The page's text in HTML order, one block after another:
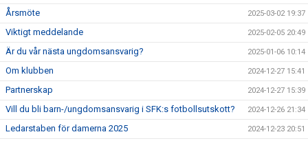
Årsmöte 2025-03-02 19:37
Viktigt meddelande 2025-02-05 20:49
Är du vår nästa ungdomsansvarig? 2025-01-06 10:14
Om klubben 2024-12-27 15:41
Partnerskap 2024-12-27 15:39
Vill du bli barn-/ungdomsansvarig i SFK:s fotbollsutskott? 2024-12-26 21:34
Ledarstaben för damerna 2025 2024-12-23 20:51